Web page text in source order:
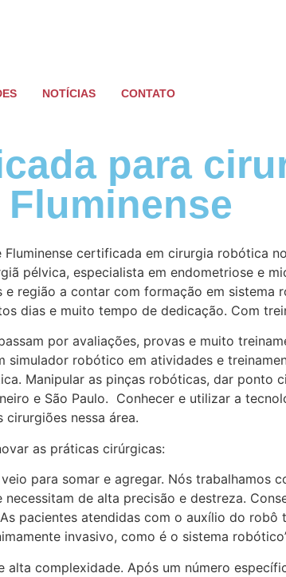
NOTÍCIAS CONTATO
para
certificada em cirurgia robótica
pélvica, especialista em endometriose e
região a contar com formação em
dias e muito tempo de dedicação. Com
por avaliações, provas e muito
robótico em atividades e
Manipular as pinças robóticas, dar ponto
e São Paulo. Conhecer e utilizar a
nessa área.
as práticas cirúrgicas:
para somar e agregar. Nós
de alta precisão e destreza.
pacientes atendidas com o auxílio do
invasivo, como é o sistema
alta complexidade. Após um número